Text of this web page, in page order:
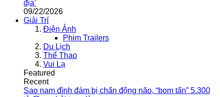
địa’
09/22/2026
Giải Trí
Điện Ảnh
Phim Trailers
Du Lịch
Thể Thao
Vui Lạ
Featured
Recent
Sao nam đình đám bị chấn động não, “bom tấn” 5.300